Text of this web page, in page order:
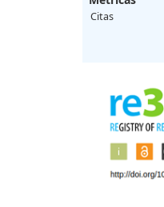
Citas